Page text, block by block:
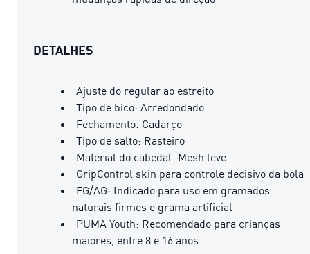
DETALHES
Ajuste do regular ao estreito
Tipo de bico: Arredondado
Fechamento: Cadarço
Tipo de salto: Rasteiro
Material do cabedal: Mesh leve
GripControl skin para controle decisivo da bola
FG/AG: Indicado para uso em gramados
naturais firmes e grama artificial
PUMA Youth: Recomendado para crianças
maiores, entre 8 e 16 anos